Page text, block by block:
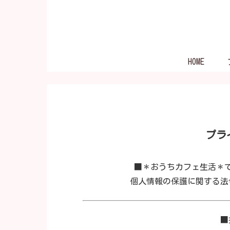
HOME
プラ
■＊おうちカフェ生活＊
個人情報の保護に関する